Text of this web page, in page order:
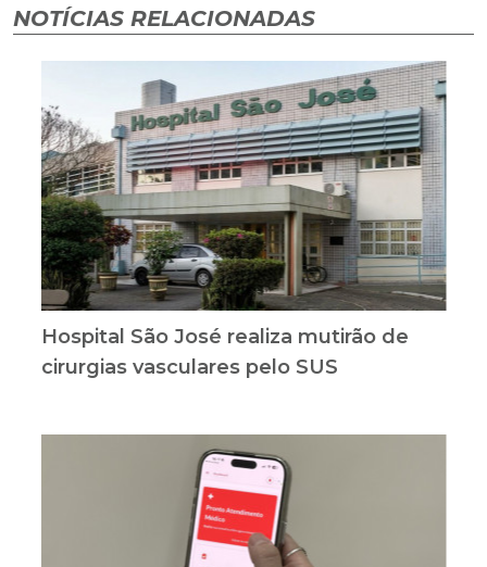
NOTÍCIAS RELACIONADAS
Hospital São José realiza mutirão de
cirurgias vasculares pelo SUS